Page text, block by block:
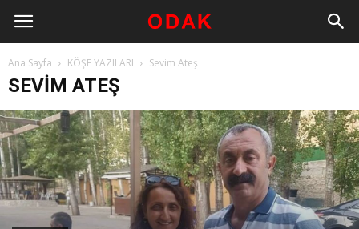
Ana Sayfa KÖŞE YAZILARI Sevim Ateş
SEVIM ATEŞ